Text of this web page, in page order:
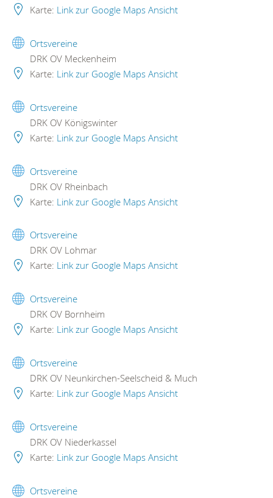
Karte: Link zur Google Maps Ansicht
Ortsvereine
DRK OV Meckenheim
Karte: Link zur Google Maps Ansicht
Ortsvereine
DRK OV Königswinter
Karte: Link zur Google Maps Ansicht
Ortsvereine
DRK OV Rheinbach
Karte: Link zur Google Maps Ansicht
Ortsvereine
DRK OV Lohmar
Karte: Link zur Google Maps Ansicht
Ortsvereine
DRK OV Bornheim
Karte: Link zur Google Maps Ansicht
Ortsvereine
DRK OV Neunkirchen-Seelscheid & Much
Karte: Link zur Google Maps Ansicht
Ortsvereine
DRK OV Niederkassel
Karte: Link zur Google Maps Ansicht
Ortsvereine